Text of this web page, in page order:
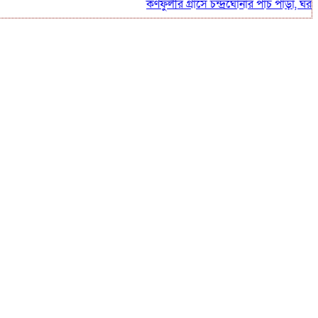
কর্ণফুলীর গ্রাসে চন্দ্রঘোনার পাঁচ পাড়া, ঘর